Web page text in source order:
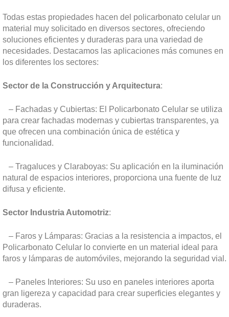
Todas estas propiedades hacen del policarbonato celular un
material muy solicitado en diversos sectores, ofreciendo
soluciones eficientes y duraderas para una variedad de
necesidades. Destacamos las aplicaciones más comunes en
los diferentes los sectores:
Sector de la Construcción y Arquitectura:
– Fachadas y Cubiertas: El Policarbonato Celular se utiliza
para crear fachadas modernas y cubiertas transparentes, ya
que ofrecen una combinación única de estética y
funcionalidad.
– Tragaluces y Claraboyas: Su aplicación en la iluminación
natural de espacios interiores, proporciona una fuente de luz
difusa y eficiente.
Sector Industria Automotriz:
– Faros y Lámparas: Gracias a la resistencia a impactos, el
Policarbonato Celular lo convierte en un material ideal para
faros y lámparas de automóviles, mejorando la seguridad vial.
– Paneles Interiores: Su uso en paneles interiores aporta
gran ligereza y capacidad para crear superficies elegantes y
duraderas.